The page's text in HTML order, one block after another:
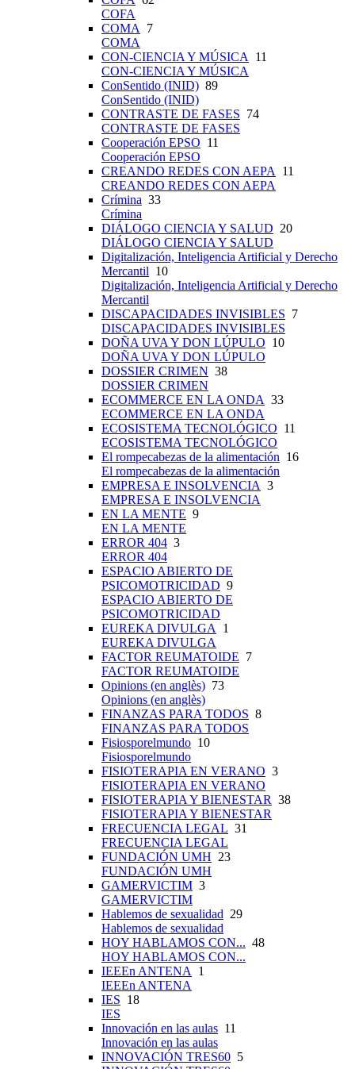
COFA
COMA 7
COMA
CON-CIENCIA Y MÚSICA 11
CON-CIENCIA Y MÚSICA
ConSentido (INID) 89
ConSentido (INID)
CONTRASTE DE FASES 74
CONTRASTE DE FASES
Cooperación EPSO 11
Cooperación EPSO
CREANDO REDES CON AEPA 11
CREANDO REDES CON AEPA
Crímina 33
Crímina
DIÁLOGO CIENCIA Y SALUD 20
DIÁLOGO CIENCIA Y SALUD
Digitalización, Inteligencia Artificial y Derecho
Mercantil 10
Digitalización, Inteligencia Artificial y Derecho
Mercantil
DISCAPACIDADES INVISIBLES 7
DISCAPACIDADES INVISIBLES
DOÑA UVA Y DON LÚPULO 10
DOÑA UVA Y DON LÚPULO
DOSSIER CRIMEN 38
DOSSIER CRIMEN
ECOMMERCE EN LA ONDA 33
ECOMMERCE EN LA ONDA
ECOSISTEMA TECNOLÓGICO 11
ECOSISTEMA TECNOLÓGICO
El rompecabezas de la alimentación 16
El rompecabezas de la alimentación
EMPRESA E INSOLVENCIA 3
EMPRESA E INSOLVENCIA
EN LA MENTE 9
EN LA MENTE
ERROR 404 3
ERROR 404
ESPACIO ABIERTO DE
PSICOMOTRICIDAD 9
ESPACIO ABIERTO DE
PSICOMOTRICIDAD
EUREKA DIVULGA 1
EUREKA DIVULGA
FACTOR REUMATOIDE 7
FACTOR REUMATOIDE
Opinions (en anglès) 73
Opinions (en anglès)
FINANZAS PARA TODOS 8
FINANZAS PARA TODOS
Fisiosporelmundo 10
Fisiosporelmundo
FISIOTERAPIA EN VERANO 3
FISIOTERAPIA EN VERANO
FISIOTERAPIA Y BIENESTAR 38
FISIOTERAPIA Y BIENESTAR
FRECUENCIA LEGAL 31
FRECUENCIA LEGAL
FUNDACIÓN UMH 23
FUNDACIÓN UMH
GAMERVICTIM 3
GAMERVICTIM
Hablemos de sexualidad 29
Hablemos de sexualidad
HOY HABLAMOS CON... 48
HOY HABLAMOS CON...
IEEEn ANTENA 1
IEEEn ANTENA
IES 18
IES
Innovación en las aulas 11
Innovación en las aulas
INNOVACIÓN TRES60 5